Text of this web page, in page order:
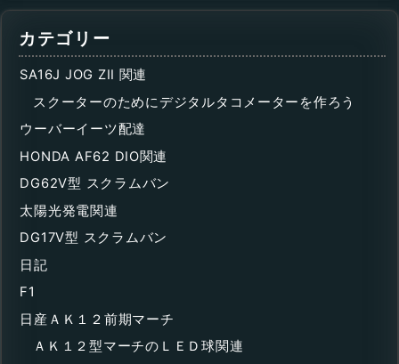
カテゴリー
SA16J JOG ZII 関連
スクーターのためにデジタルタコメーターを作ろう
ウーバーイーツ配達
HONDA AF62 DIO関連
DG62V型 スクラムバン
太陽光発電関連
DG17V型 スクラムバン
日記
F1
日産ＡＫ１２前期マーチ
ＡＫ１２型マーチのＬＥＤ球関連